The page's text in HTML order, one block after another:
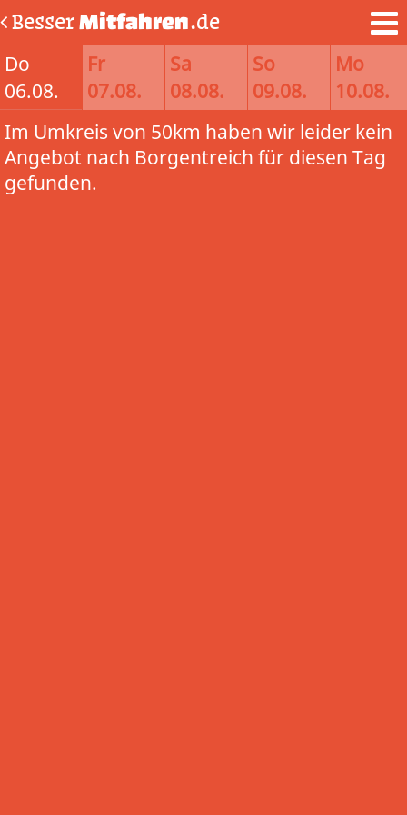
BesserMitfahren.de
Do
06.08.
Fr
07.08.
Sa
08.08.
So
09.08.
Mo
10.08.
Im Umkreis von 50km haben wir leider kein
Angebot nach Borgentreich für diesen Tag
gefunden.